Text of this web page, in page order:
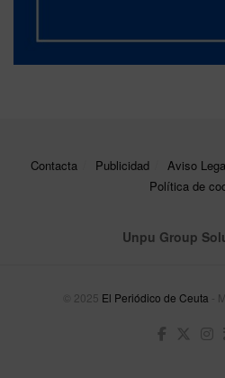
Contacta Publicidad Aviso
Política de
Unpu Group
© 2025 El Periódico de Ceuta -